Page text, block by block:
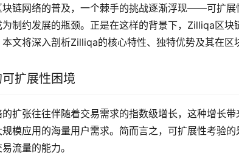
块链网络的普及，一个棘手的挑战逐渐浮现——可扩
制约发展的瓶颈。正是在这样的背景下，Zilliqa区
文将深入剖析Zilliqa的核心特性、独特优势及其在区
扩展性困境
的扩张往往伴随着交易需求的指数级增长，这种增长
模应用的海量用户需求。简而言之，可扩展性考验
流量的能力。